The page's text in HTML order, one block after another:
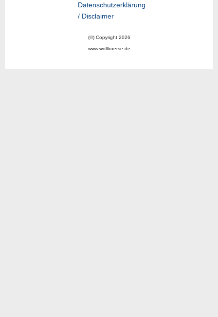
Datenschutzerklärung
/ Disclaimer
(©) Copyright 2026
www.wollboerse.de